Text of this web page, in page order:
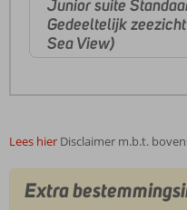
Junior suite
Gedeeltelijk
Sea View)
Lees hier Disclaimer m.b.t.
Extra